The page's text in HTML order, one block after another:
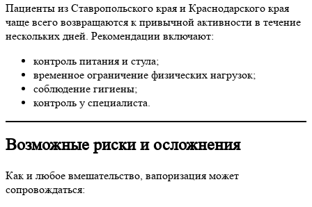
Пациенты из Ставропольского края и Краснодарского края
чаще всего возвращаются к привычной активности в течение
нескольких дней. Рекомендации включают:
контроль питания и стула;
временное ограничение физических нагрузок;
соблюдение гигиены;
контроль у специалиста.
Возможные риски и осложнения
Как и любое вмешательство, вапоризация может
сопровождаться: